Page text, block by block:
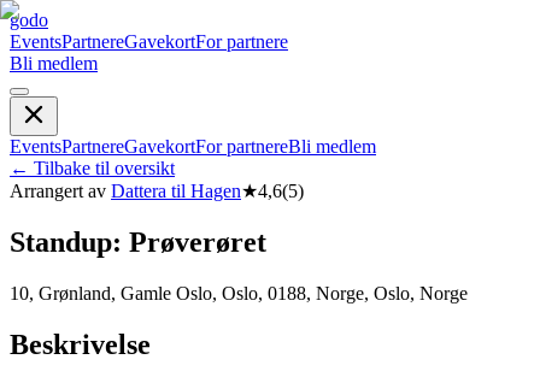
godo
EventsPartnereGavekortFor partnere
Bli medlem
EventsPartnereGavekortFor partnereBli medlem
← Tilbake til oversikt
Arrangert av Dattera til Hagen★4,6(5)
Standup: Prøverøret
10, Grønland, Gamle Oslo, Oslo, 0188, Norge, Oslo, Norge
Beskrivelse